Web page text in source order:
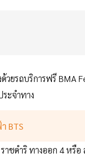
วยรถบริการฟรี BMA
ะจำทาง
BTS
าชดำริ ทางออก 4 หรื